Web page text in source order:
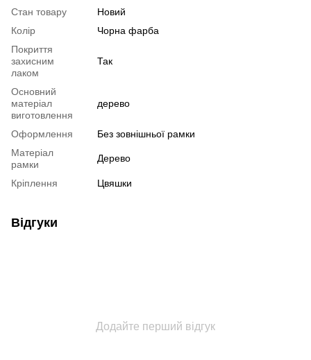
Стан товару
Новий
Колір
Чорна фарба
Покриття
захисним
лаком
Так
Основний
матеріал
виготовлення
дерево
Оформлення
Без зовнішньої рамки
Матеріал
рамки
Дерево
Кріплення Цвяшки
Відгуки
Додайте перший відгук